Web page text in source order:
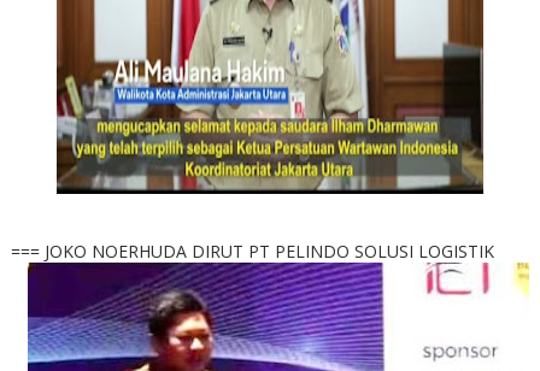
=== JOKO NOERHUDA DIRUT PT PELINDO SOLUSI LOGISTIK